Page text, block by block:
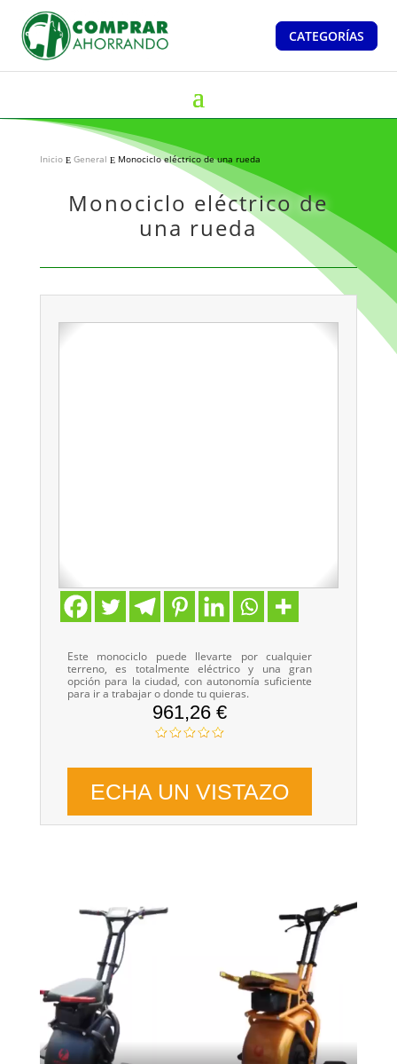
CATEGORÍAS
Inicio E General E Monociclo eléctrico de una rueda
Monociclo eléctrico de
una rueda
Este monociclo puede llevarte por cualquier
terreno, es totalmente eléctrico y una gran
opción para la ciudad, con autonomía suficiente
para ir a trabajar o donde tu quieras.
961,26 €
ECHA UN VISTAZO